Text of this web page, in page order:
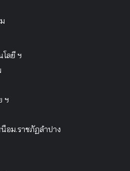
โลยี ฯ
ฯ
อม.ราชภัฏลำปาง